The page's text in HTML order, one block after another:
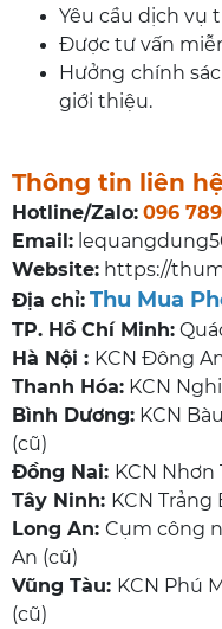
Yêu cầu dịch vụ
Được tư vấn
Hưởng chính
giới thiệu.
Thông tin liên
Hotline/Zalo: 096
Email:
Website: https://
Địa chỉ: Thu Mua
TP. Hồ Chí Minh:
Hà Nội : KCN Đông
Thanh Hóa: KCN
Bình Dương: KCN
(cũ)
Đồng Nai: KCN Nhơn
Tây Ninh: KCN Trảng
Long An: Cụm công
An (cũ)
Vũng Tàu: KCN Phú
(cũ)